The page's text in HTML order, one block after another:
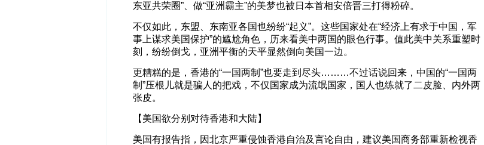
东亚共荣圈”、做“亚洲霸主”的美梦也被日本首相安倍晋三打得粉碎。
不仅如此，东盟、东南亚各国也纷纷“起义”。这些国家处在“经济上有求于中国，军
事上谋求美国保护”的尴尬角色，历来看美中两国的眼色行事。值此美中关系重塑时
刻，纷纷倒戈，亚洲平衡的天平显然倒向美国一边。
更糟糕的是，香港的“一国两制”也要走到尽头………不过话说回来，中国的“一国两
制”压根儿就是骗人的把戏，不仅国家成为流氓国家，国人也练就了二皮脸、内外两
张皮。
【美国欲分别对待香港和大陆】
美国有报告指，因北京严重侵蚀香港自治及言论自由，建议美国商务部重新检视香